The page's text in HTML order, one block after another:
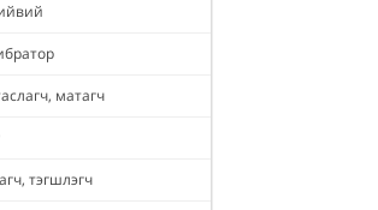
матагч
тэгшлэгч